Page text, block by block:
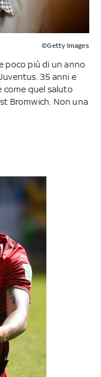
©Getty Images
poco più di un anno
35 anni e
come quel saluto
Bromwich. Non una